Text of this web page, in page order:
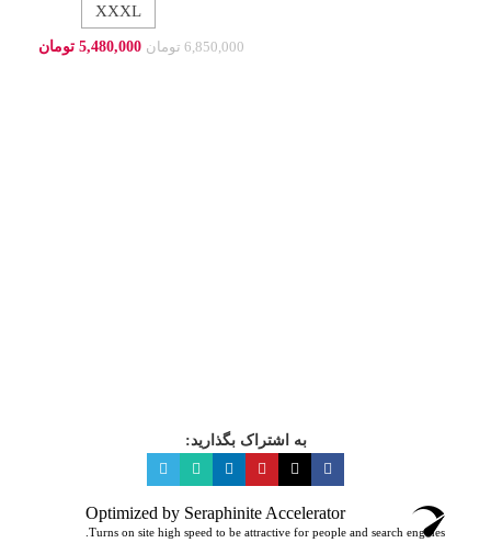
XXXL
6,850,000 تومان 5,480,000 تومان
به اشتراک بگذارید:
Optimized by Seraphinite Accelerator
Turns on site high speed to be attractive for people and search engines.